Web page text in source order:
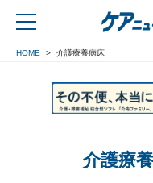
HOME 介護療養病床
介護療